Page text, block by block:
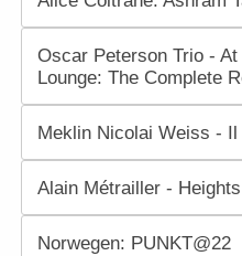
Oscar Peterson Trio -
Lounge: The Complete
Meklin Nicolai Weiss -
Alain Métrailler -
Norwegen: PUNKT@22